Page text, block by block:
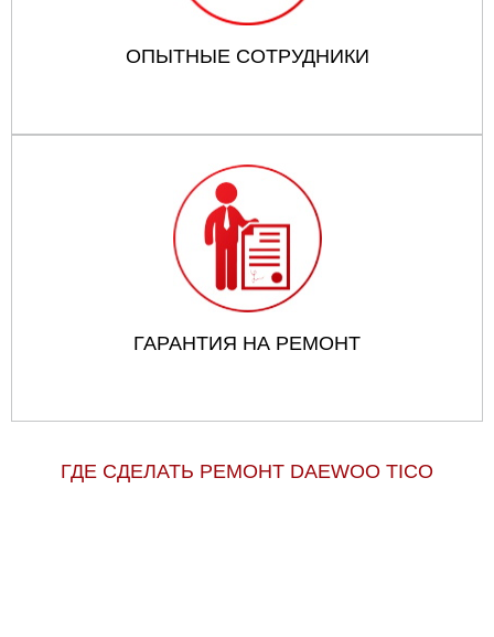
ОПЫТНЫЕ СОТРУДНИКИ
ГАРАНТИЯ НА РЕМОНТ
ГДЕ СДЕЛАТЬ РЕМОНТ DAEWOO TICO